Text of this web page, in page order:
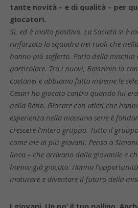
tante novità – e di qualità – per
giocatori.
Sì, ed è molto positivo. La Società si è
rinforzato la squadra nei ruoli che
hanno più sofferto. Parlo della
particolare. Tra i nuovi, Balsemin lo
coetanei e abbiamo fatto insieme le
Cesari ho giocato contro quando lui
nella Reno. Giocare con atleti che
esperienza nella massima serie è
crescere l’intero gruppo. Tutto il
come me ai più giovani. Penso a
linea – che arrivano dalla giovanile e
hanno già giocato. Hanno
maturare e diventare il futuro della
I giovani. Un po’ il tuo pallino.